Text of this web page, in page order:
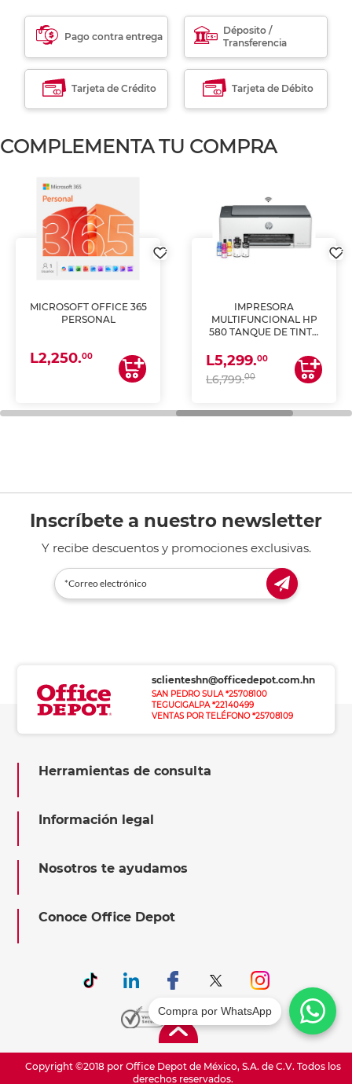
Pago contra entrega
Déposito /
Transferencia
Tarjeta de Crédito Tarjeta de Débito
COMPLEMENTA TU COMPRA
MICROSOFT OFFICE 365
PERSONAL
L2,250.00
IMPRESORA
MULTIFUNCIONAL HP
580 TANQUE DE TINTA
ESCANEA)
L5,299.00
L6,799.00
Inscríbete a nuestro newsletter
Y recibe descuentos y promociones exclusivas.
sclienteshn@officedepot.com.hn
SAN PEDRO SULA *25708100
TEGUCIGALPA *22140499
VENTAS POR TELÉFONO *25708109
Herramientas de consulta
Información legal
Nosotros te ayudamos
Conoce Office Depot
Copyright ©2018 por Office Depot de México, S.A. de C.V. Todos los
derechos reservados.
Compra por WhatsApp